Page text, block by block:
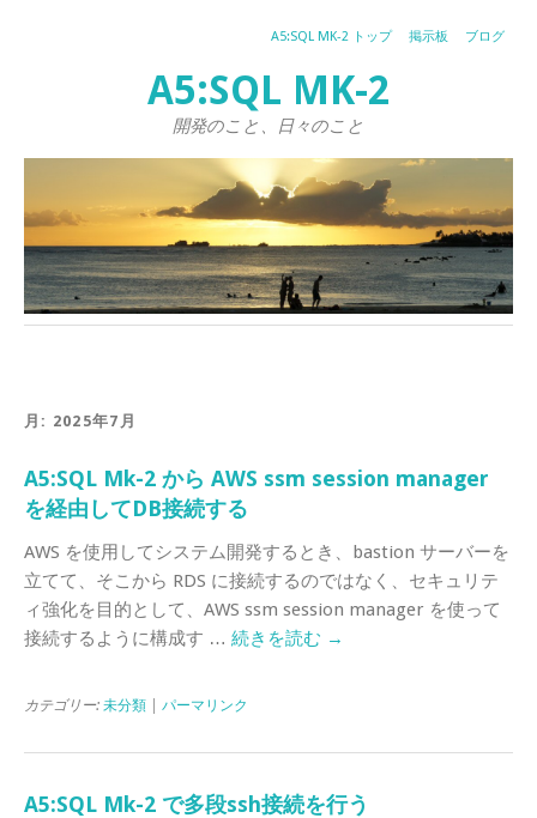
A5:SQL MK-2 トップ 掲示板 ブログ
A5:SQL MK-2
開発のこと、日々のこと
月: 2025年7月
A5:SQL Mk-2 から AWS ssm session manager
を経由してDB接続する
AWS を使用してシステム開発するとき、bastion サーバーを
立てて、そこから RDS に接続するのではなく、セキュリテ
ィ強化を目的として、AWS ssm session manager を使って
接続するように構成す … 続きを読む →
カテゴリー: 未分類 パーマリンク
A5:SQL Mk-2 で多段ssh接続を行う